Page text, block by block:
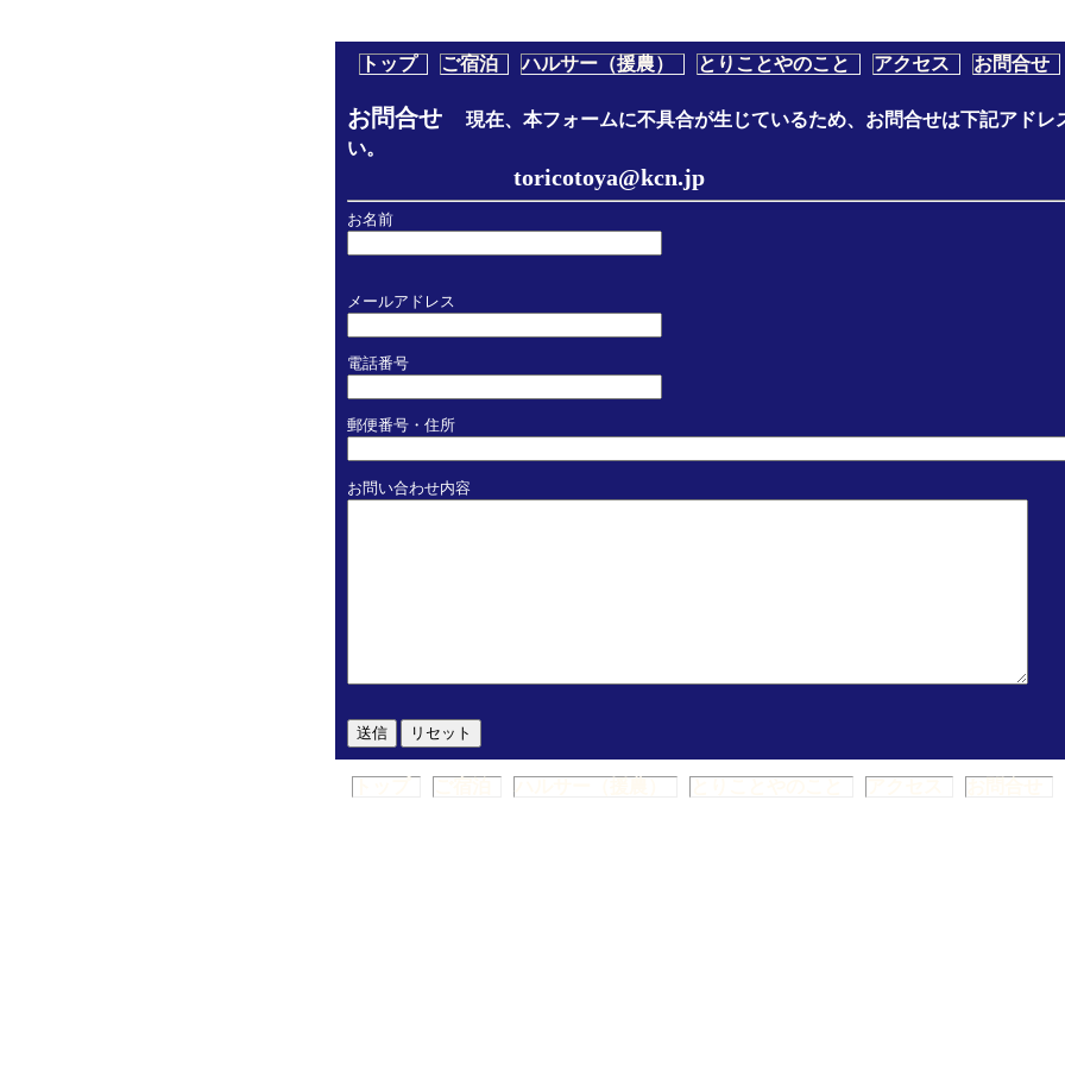
トップ ご宿泊 ハルサー（援農） とりことやのこと アクセス お問合せ
お問合せ
現在、本フォームに不具合が生じているため、お問合せは下記アドレ
い。
toricotoya@kcn.jp
お名前
メールアドレス
電話番号
郵便番号・住所
お問い合わせ内容